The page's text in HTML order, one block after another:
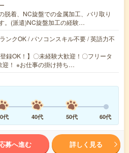
脱着、NC旋盤での金属加工、バリ取り
。(派遣)NC旋盤加工の経験…
ンクOK / パソコンスキル不要 / 英語力不
録OK！】〇未経験大歓迎！〇フリータ
！ ※お仕事の掛け持ち…
代 40代 50代 60代
募へ進む 詳しく見る